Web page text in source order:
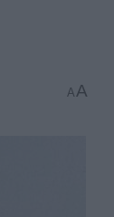
AA